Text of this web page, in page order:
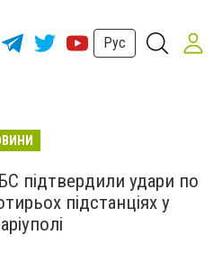
Рус
підтвердили удари по
підстанціях у